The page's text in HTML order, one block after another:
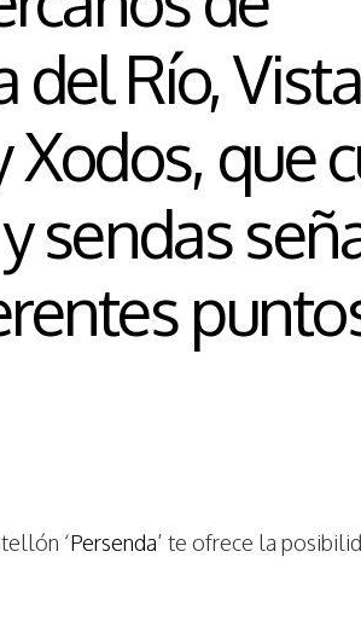
del Río,
Xodos, que
sendas
‘Persenda’ te ofrece la